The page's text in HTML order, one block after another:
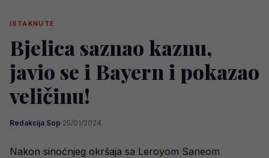
ISTAKNUTE
Bjelica saznao kaznu,
javio se i Bayern i pokazao
veličinu!
Redakcija Sop·25/01/2024
Nakon sinoćnjeg okršaja sa Leroyom Saneom